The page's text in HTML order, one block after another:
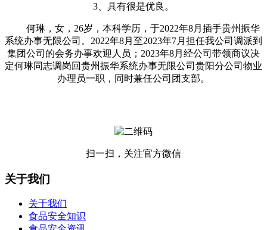
3、具有很是优良。
何琳，女，26岁，本科学历，于2022年8月插手贵州振华
系统办事无限公司。2022年8月至2023年7月担任我公司调派到
集团公司的会务办事欢迎人员；2023年8月经公司带领商议决
定何琳同志调岗回贵州振华系统办事无限公司贵阳分公司物业
办理员一职，同时兼任公司团支部。
扫一扫，关注官方微信
关于我们
关于我们
食品安全知识